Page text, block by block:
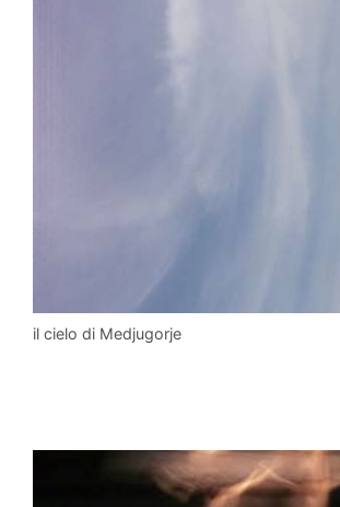
il cielo di Medjugorje